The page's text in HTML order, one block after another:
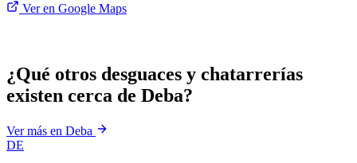
Ver en Google Maps
¿Qué otros desguaces y chatarrerías
existen cerca de Deba?
Ver más en Deba
DE